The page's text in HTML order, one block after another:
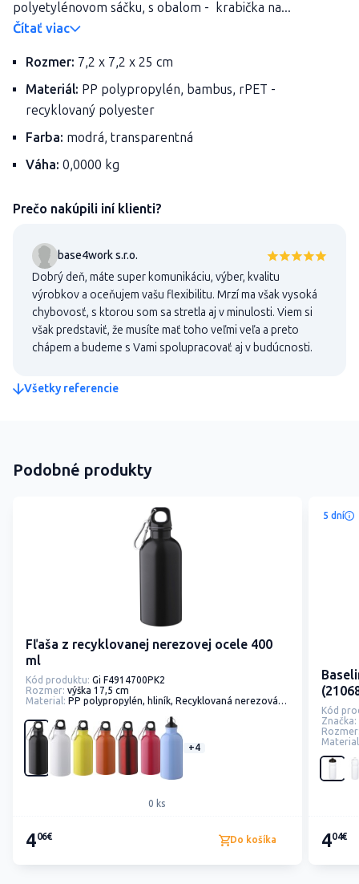
polyetylénovom sáčku, s obalom - krabička na...
Čítať viac
Rozmer: 7,2 x 7,2 x 25 cm
Materiál: PP polypropylén, bambus, rPET -
recyklovaný polyester
Farba: modrá, transparentná
Váha: 0,0000 kg
Prečo nakúpili iní klienti?
base4work s.r.o.
Dobrý deň, máte super komunikáciu, výber, kvalitu
výrobkov a oceňujem vašu flexibilitu. Mrzí ma však vysoká
chybovosť, s ktorou som sa stretla aj v minulosti. Viem si
však predstaviť, že musíte mať toho veľmi veľa a preto
chápem a budeme s Vami spolupracovať aj v budúcnosti.
Všetky referencie
Podobné produkty
Fľaša z recyklovanej nerezovej ocele 400
ml
Kód produktu: Gi F4914700PK2
Rozmer: výška 17,5 cm
Material: PP polypropylén, hliník, Recyklovaná nerezová ocel
+4
0 ks
406€ Do košíka
5 dní
Kód
Značka:
404€